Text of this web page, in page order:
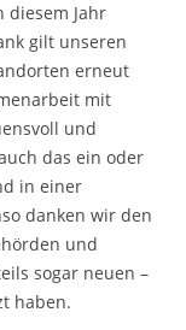
diesem Jahr
gilt unseren
erneut
mit
und
das ein oder
in einer
danken wir den
und
sogar neuen –
haben.